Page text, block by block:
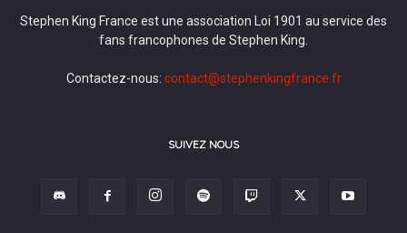
Stephen King France est une association Loi 1901 au service des
fans francophones de Stephen King.
Contactez-nous: contact@stephenkingfrance.fr
SUIVEZ NOUS